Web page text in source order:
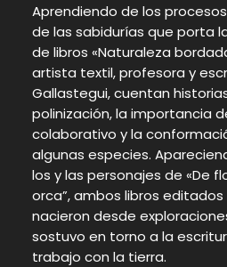
Aprendiendo de los
de las sabidurías que porta
de libros «Naturaleza
artista textil, profesora y
Gallastegui, cuentan
polinización, la importancia
colaborativo y la
algunas especies.
los y las personajes de «De
orca”, ambos libros
nacieron desde
sostuvo en torno a la
trabajo con la tierra.